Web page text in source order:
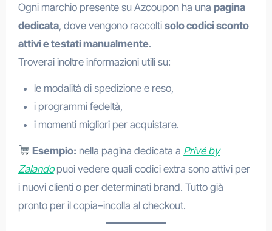
Ogni marchio presente su Azcoupon ha una pagina
dedicata, dove vengono raccolti solo codici sconto
attivi e testati manualmente.
Troverai inoltre informazioni utili su:
le modalità di spedizione e reso,
i programmi fedeltà,
i momenti migliori per acquistare.
Esempio: nella pagina dedicata a Privé by
Zalandopuoi vedere quali codici extra sono attivi per
i nuovi clienti o per determinati brand. Tutto già
pronto per il copia–incolla al checkout.